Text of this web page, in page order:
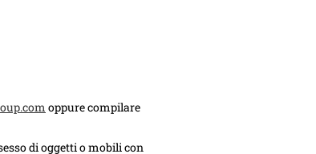
oppure compilare
di oggetti o mobili con